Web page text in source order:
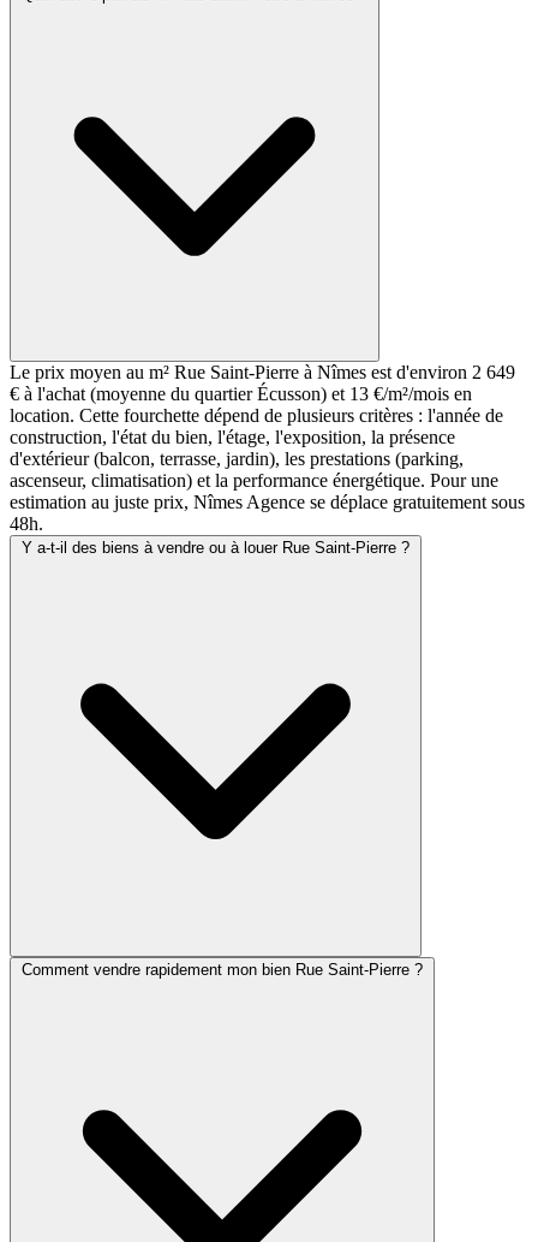
Le prix moyen au m² Rue Saint-Pierre à Nîmes est d'environ 2 649
€ à l'achat (moyenne du quartier Écusson) et 13 €/m²/mois en
location. Cette fourchette dépend de plusieurs critères : l'année de
construction, l'état du bien, l'étage, l'exposition, la présence
d'extérieur (balcon, terrasse, jardin), les prestations (parking,
ascenseur, climatisation) et la performance énergétique. Pour une
estimation au juste prix, Nîmes Agence se déplace gratuitement sous
48h.
Y a-t-il des biens à vendre ou à louer Rue Saint-Pierre ?
Comment vendre rapidement mon bien Rue Saint-Pierre ?